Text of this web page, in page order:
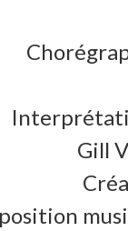
Gill